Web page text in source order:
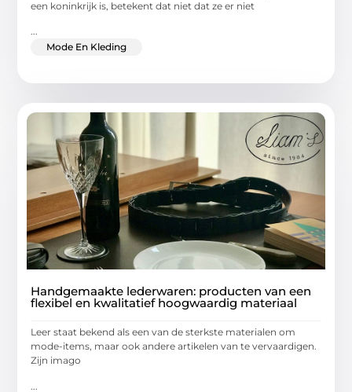
een koninkrijk is, betekent dat niet dat ze er niet
...
Mode En Kleding
Handgemaakte lederwaren: producten van een
flexibel en kwalitatief hoogwaardig materiaal
Leer staat bekend als een van de sterkste materialen om
mode-items, maar ook andere artikelen van te vervaardigen.
Zijn imago